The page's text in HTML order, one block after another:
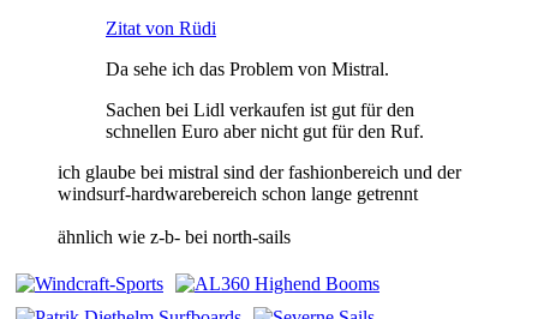
Zitat von Rüdi
Da sehe ich das Problem von Mistral.
Sachen bei Lidl verkaufen ist gut für den
schnellen Euro aber nicht gut für den Ruf.
ich glaube bei mistral sind der fashionbereich und der
windsurf-hardwarebereich schon lange getrennt
ähnlich wie z-b- bei north-sails